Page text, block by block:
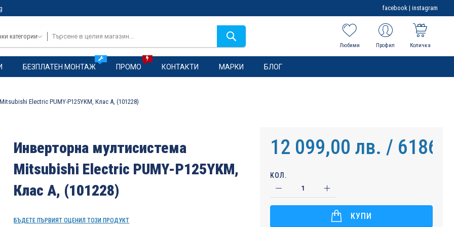
facebook | instagram
категории
Любими Профил Количка
БЕЗПЛАТЕН МОНТАЖ ПРОМО КОНТАКТИ МАРКИ БЛОГ
Electric PUMY-P125YKM, Клас А, (101228)
Инверторна мултисистема
Mitsubishi Electric PUMY-P125YKM,
Клас А, (101228)
БЪДЕТЕ ПЪРВИЯТ ОЦЕНИЛ ТОЗИ ПРОДУКТ
12 099,00 лв. /
КОЛ.
КУПИ